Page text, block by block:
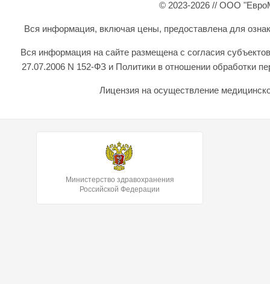
© 2023-2026 // ООО
Вся информация, включая цены, предоставлена для
Вся информация на сайте размещена с согласия
27.07.2006 N 152-ФЗ и Политики в отношении обработки
Лицензия на осуществление
Министерство здравохранения
Российской Федерации